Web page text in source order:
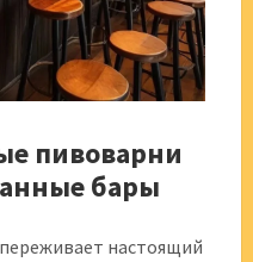
пивоварни
бары
настоящий